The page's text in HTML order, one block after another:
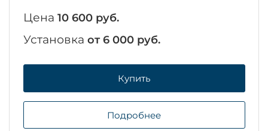
Цена 10 600 руб.
Установка от 6 000 руб.
Купить
Подробнее